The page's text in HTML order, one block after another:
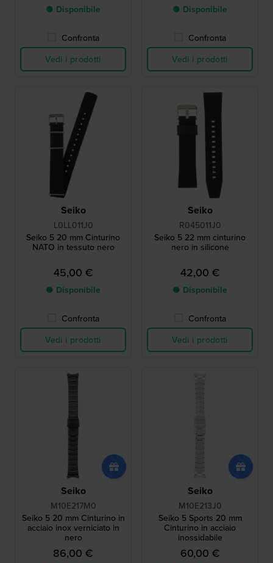
● Disponibile
Confronta
Vedi i prodotti
● Disponibile
Confronta
Vedi i prodotti
Seiko
L0LL011J0
Seiko 5 20 mm Cinturino
NATO in tessuto nero
45,00 €
● Disponibile
Confronta
Vedi i prodotti
Seiko
R045011J0
Seiko 5 22 mm cinturino
nero in silicone
42,00 €
● Disponibile
Confronta
Vedi i prodotti
Seiko
M10E217M0
Seiko 5 20 mm Cinturino in
acciaio inox verniciato in
nero
86,00 €
Seiko
M10E213J0
Seiko 5 Sports 20 mm
Cinturino in acciaio
inossidabile
60,00 €